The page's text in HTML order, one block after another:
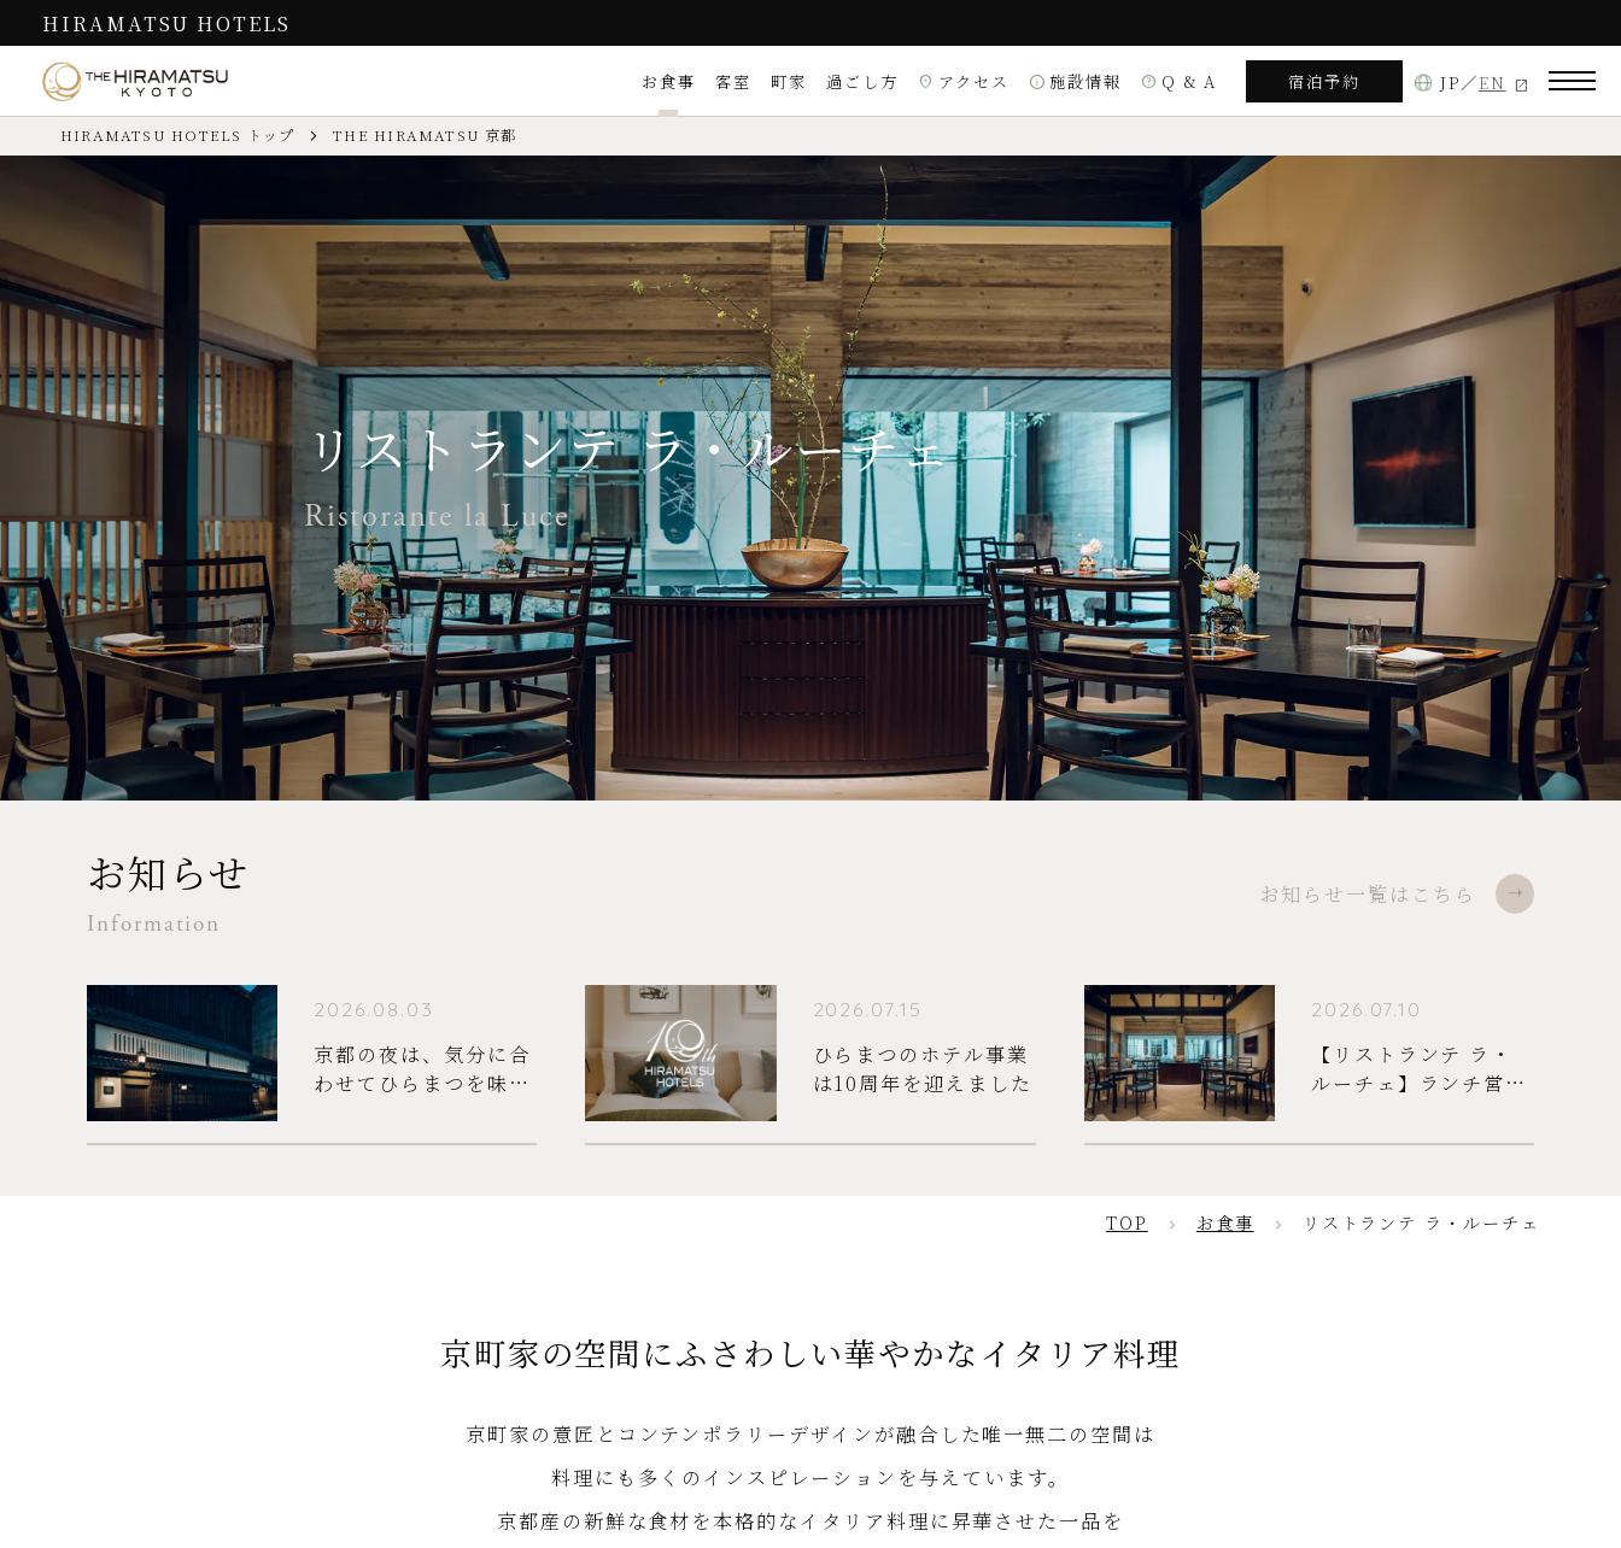
HIRAMATSU HOTELS
お食事
お食事
京町家の美しい空間を活かした
レストランは、イタリア料理と
割烹があります。
お食事
リストランテ ラ・ルーチェ
イタリア料理
割烹 いずみ
和食
ルームサービス
客室
客室
京都の街中にありながら、54㎡
～104㎡のゆったりとした空間で
す。
客室
スタンダード スイート
町家 過ごし方
過ごし方
How to Spend
館内や近隣での過ごし方、ホテルの
ある役行者山のことをご案内しま
過ごし方
館内施設 観光・体験 役行者山
location_on アクセス info 施設情報
THE HIRAMATSU 京都
TEL.075-211-1751（代表／予約受付時間 9:00～22:00）
お問い合わせはこちら／ よくあるご質問はこちら
チェックイン／アウト
【IN】15:00～24:00（夕食付プランは18:30） 【OUT】11:00
お子様
ご宿泊いただけます
カード情報
VISA／MASTER／JCB／AMEX／DINERS／銀聯
レストラン（日本料理・イタリア料理）
〒604-8174 京都市中京区室町通三条上る 役行者町361
location_on Googleマップを見る
help Q & A 宿泊予約 JP EN
HIRAMATSU HOTELS トップ THE HIRAMATSU 京都
リストランテ ラ・ルーチェ
Ristorante la Luce
お知らせ
Information
お知らせ一覧はこちら
2026.08.03
京都の夜は、気分に合
わせてひらまつを味わ
2026.07.15
ひらまつのホテル事業
は10周年を迎えました
2026.07.10
【リストランテ ラ・
ルーチェ】ランチ営業
TOP お食事 リストランテ ラ・ルーチェ
京町家の空間にふさわしい華やかなイタリア料理
京町家の意匠とコンテンポラリーデザインが融合した唯一無二の空間は
料理にも多くのインスピレーションを与えています。
京都産の新鮮な食材を本格的なイタリア料理に昇華させた一品を